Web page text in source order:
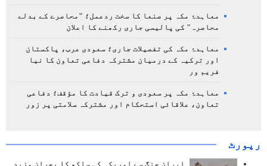
معاہدۂ مکہ پر صنعا کا سخت ردعمل؛ "محاصرے کے بدلے
محاصرہ" کی پالیسی جاری رکھنے کا اعلان
معاہدۂ مکہ کی تفصیلات جاری؛ سعودی عرب، پاکستان
اور ترکیہ کے درمیان مشترکہ دفاعی تعاون کا نیا
فریم ور
معاہدۂ مکہ پر سعودی و ترک قیادت کا مؤقف؛ دفاعی
تعاون، علاقائی استحکام اور مشترکہ سلامتی پر زور
رپورٹ